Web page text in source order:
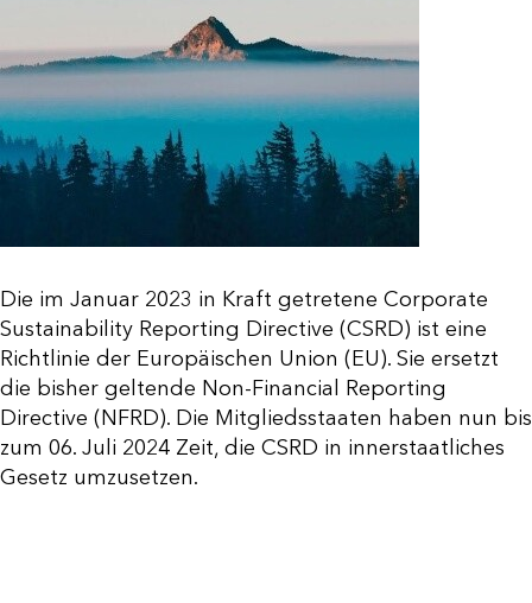
Die im Januar 2023 in Kraft getretene Corporate
Sustainability Reporting Directive (CSRD) ist eine
Richtlinie der Europäischen Union (EU). Sie ersetzt
die bisher geltende Non-Financial Reporting
Directive (NFRD). Die Mitgliedsstaaten haben nun bis
zum 06. Juli 2024 Zeit, die CSRD in innerstaatliches
Gesetz umzusetzen.